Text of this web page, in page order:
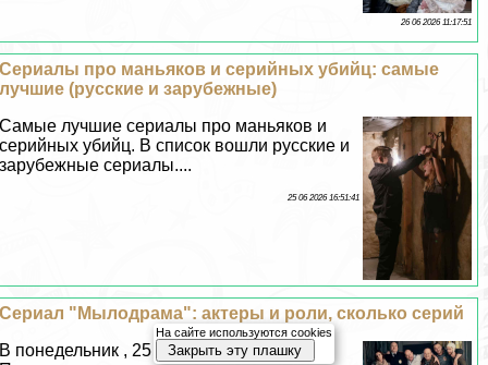
26 06 2026 11:17:51
Сериалы про маньяков и серийных убийц: самые
лучшие (русские и зарубежные)
Самые лучшие сериалы про маньяков и
серийных убийц. В список вошли русские и
зарубежные сериалы....
25 06 2026 16:51:41
Сериал "Мылодрама": актеры и роли, сколько серий
В понедельник , 25 февраля , телеканал
На сайте используются cookies
Закрыть эту плашку